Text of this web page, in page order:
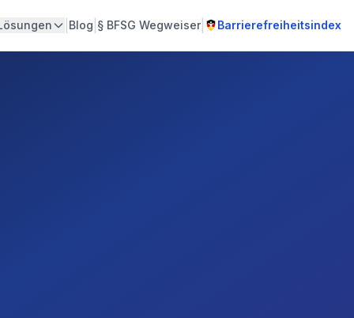
Blog § BFSG Wegweiser| Barrierefreiheitsindex